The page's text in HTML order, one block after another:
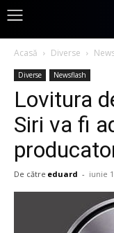
Acasă Diverse
Diverse Newsflash
Lovitura
Siri va fi
De către eduard - iunie